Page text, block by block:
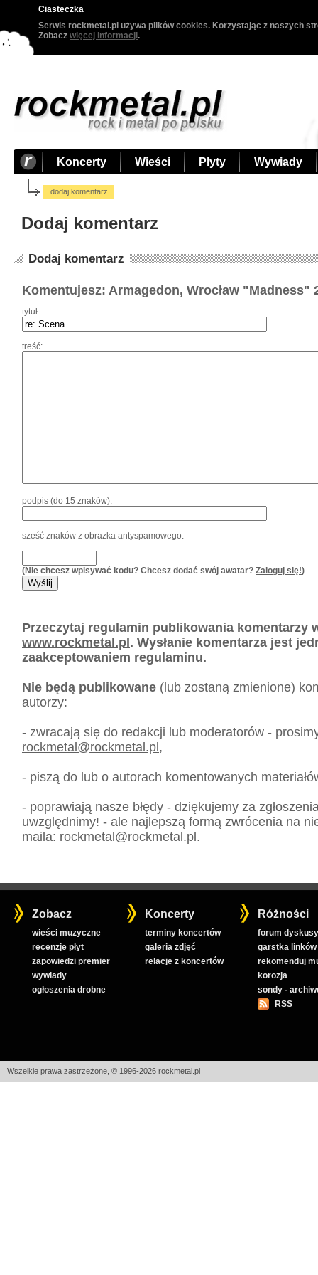
Ciasteczka
Serwis rockmetal.pl używa plików cookies. Korzystając z naszych
Zobacz więcej informacji.
Koncerty Wieści Płyty Wywiady
dodaj komentarz
Dodaj komentarz
Dodaj komentarz
Komentujesz: Armagedon, Wrocław "Madness"
tytuł:
treść:
podpis (do 15 znaków):
sześć znaków z obrazka antyspamowego:
(Nie chcesz wpisywać kodu? Chcesz dodać swój awatar? Zaloguj się!)
Przeczytaj regulamin publikowania komentarzy
www.rockmetal.pl. Wysłanie komentarza jest
zaakceptowaniem regulaminu.
Nie będą publikowane (lub zostaną zmienione)
autorzy:
- zwracają się do redakcji lub moderatorów -
rockmetal@rockmetal.pl,
- piszą do lub o autorach komentowanych
- poprawiają nasze błędy - dziękujemy za
uwzględnimy! - ale najlepszą formą zwrócenia na
maila: rockmetal@rockmetal.pl.
Zobacz
wieści muzyczne
recenzje płyt
zapowiedzi premier
wywiady
ogłoszenia drobne
Koncerty
terminy koncertów
galeria zdjęć
relacje z koncertów
Różności
forum
garstka linków
rekomenduj
korozja
sondy -
RSS
Wszelkie prawa zastrzeżone, © 1996-2026 rockmetal.pl